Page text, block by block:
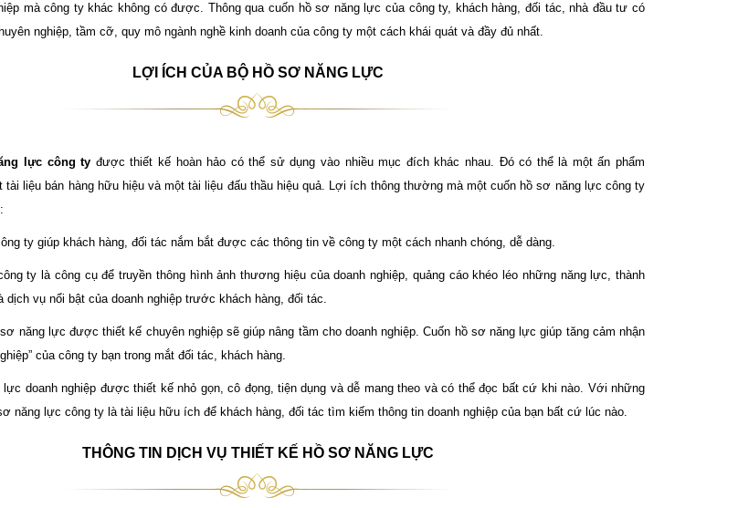
mà công ty khác không có được. Thông qua cuốn hồ sơ năng lực của công ty, khách hàng, đối tác, nhà đầu tư có
nghiệp, tầm cỡ, quy mô ngành nghề kinh doanh của công ty một cách khái quát và đầy đủ nhất.
LỢI ÍCH CỦA BỘ HỒ SƠ NĂNG LỰC
lực công ty được thiết kế hoàn hảo có thể sử dụng vào nhiều mục đích khác nhau. Đó có thể là một ấn phẩm
tài liệu bán hàng hữu hiệu và một tài liệu đấu thầu hiệu quả. Lợi ích thông thường mà một cuốn hồ sơ năng lực công ty
ty giúp khách hàng, đối tác nắm bắt được các thông tin về công ty một cách nhanh chóng, dễ dàng.
ty là công cụ để truyền thông hình ảnh thương hiệu của doanh nghiệp, quảng cáo khéo léo những năng lực, thành
dịch vụ nổi bật của doanh nghiệp trước khách hàng, đối tác.
năng lực được thiết kế chuyên nghiệp sẽ giúp nâng tầm cho doanh nghiệp. Cuốn hồ sơ năng lực giúp tăng cảm nhận
của công ty bạn trong mắt đối tác, khách hàng.
lực doanh nghiệp được thiết kế nhỏ gọn, cô đọng, tiện dụng và dễ mang theo và có thể đọc bất cứ khi nào. Với những
năng lực công ty là tài liệu hữu ích để khách hàng, đối tác tìm kiếm thông tin doanh nghiệp của bạn bất cứ lúc nào.
THÔNG TIN DỊCH VỤ THIẾT KẾ HỒ SƠ NĂNG LỰC